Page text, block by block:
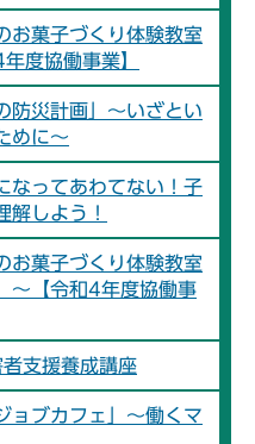
お菓子づくり体験教室
度協働事業】
災計画」～いざとい
めに～
なってあわてない！子
解しよう！
お菓子づくり体験教室
～【令和4年度協働事
者支援養成講座
ョブカフェ」～働くマ